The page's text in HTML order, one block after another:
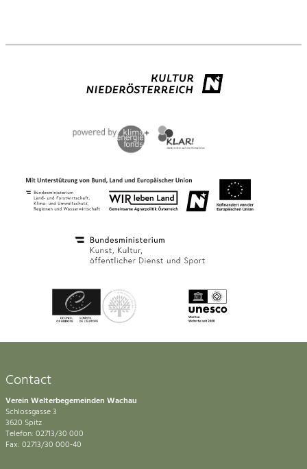
Contact
Verein Welterbegemeinden Wachau
Schlossgasse 3
3620 Spitz
Telefon: 02713/30 000
Fax: 02713/30 000-40